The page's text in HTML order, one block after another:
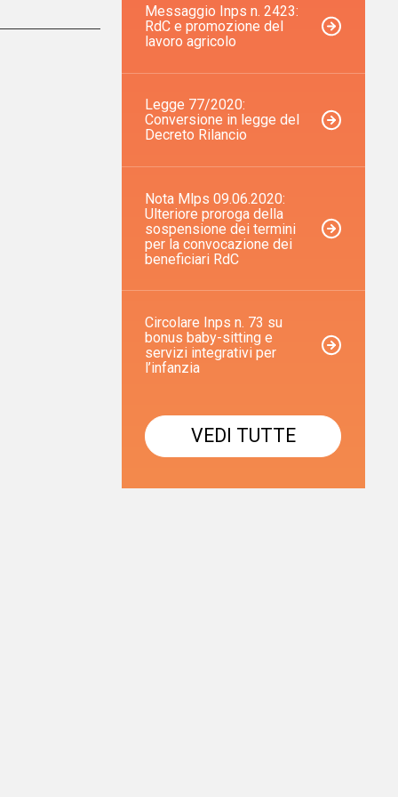
Messaggio Inps n. 2423:
RdC e promozione del
lavoro agricolo
Legge 77/2020:
Conversione in legge del
Decreto Rilancio
Nota Mlps 09.06.2020:
Ulteriore proroga della
sospensione dei termini
per la convocazione dei
beneficiari RdC
Circolare Inps n. 73 su
bonus baby-sitting e
servizi integrativi per
l’infanzia
VEDI TUTTE